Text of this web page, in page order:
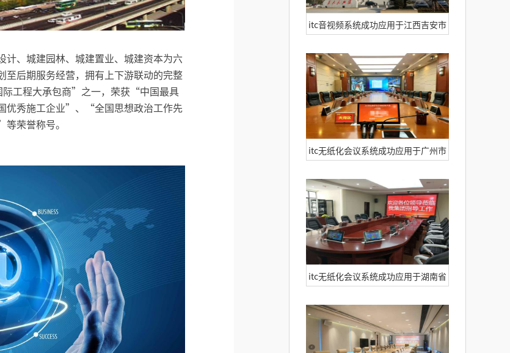
计、城建园林、城建置业、城建资本为六
至后期服务经营，拥有上下游联动的完整
工程大承包商”之一，荣获“中国最具
秀施工企业”、“全国思想政治工作先
荣誉称号。
itc音视频系统成功应用于江西吉安市
itc无纸化会议系统成功应用于广州市
itc无纸化会议系统成功应用于湖南省